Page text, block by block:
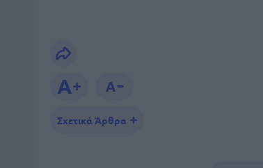
Σχετικά Άρθρα